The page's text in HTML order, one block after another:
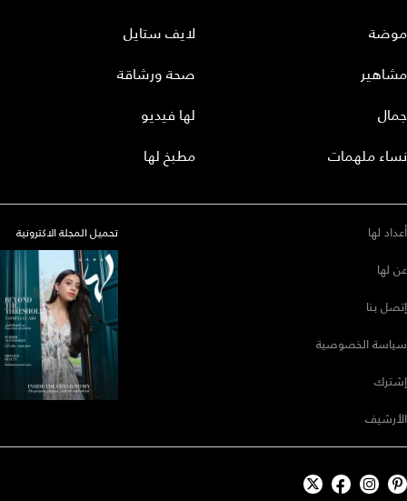
موضة
مشاهير
جمال
نساء ملهمات
لايف ستايل
صحة ورشاقة
لها فيديو
مطبخ لها
أعداد لها
عن لها
إتصل بنا
سياسة الخصوصية
إشترك
الأرشيف
تحميل المجلة الاكترونية